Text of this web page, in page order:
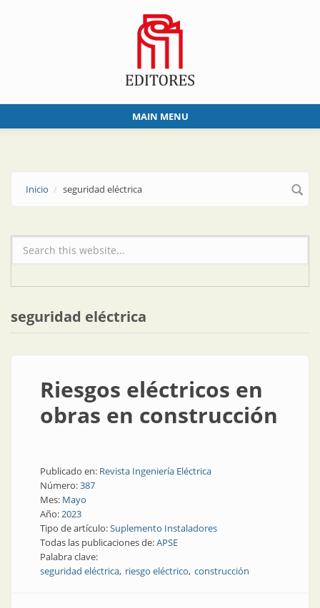
MAIN MENU
Inicio seguridad eléctrica
Formulario de búsqueda
seguridad eléctrica
Riesgos eléctricos en
obras en construcción
Publicado en: Revista Ingeniería Eléctrica
Número:387
Mes: Mayo
Año:2023
Tipo de artículo:Suplemento Instaladores
Todas las publicaciones de:APSE
Palabra clave:
seguridad eléctrica riesgo eléctrico construcción